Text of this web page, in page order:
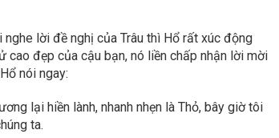
lời đề nghị của Trâu thì Hổ rất xúc động
cao đẹp của cậu bạn, nó liền chấp nhận lời mời
nói ngay:
lại hiền lành, nhanh nhẹn là Thỏ, bây giờ tôi
ta.